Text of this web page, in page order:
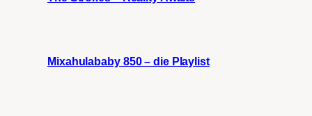
Mixahulababy 850 – die Playlist